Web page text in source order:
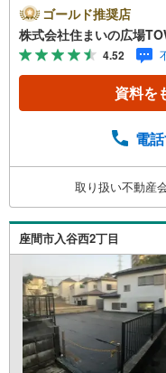
ちゃすることが
に快適に過ごす
売地です。【年
い合わせが集中
内・現地を見学
ムーズです。■
いの広場
様掲載物件も併
わせ下さい♪駐車
大歓迎です！
ゴールド推奨店
株式会社住まいの広場
4.52
資料を
電
取り扱い不動産
座間市入谷西2丁目